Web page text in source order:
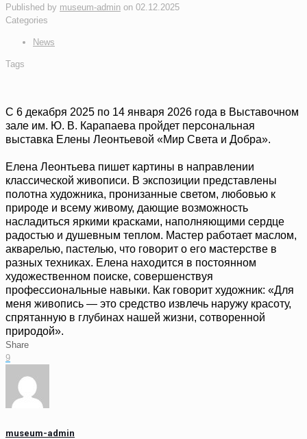
Published by museum-admin on 02.12.2025
Categories
News
Tags
С 6 декабря 2025 по 14 января 2026 года в Выставочном
зале им. Ю. В. Карапаева пройдет персональная
выставка Елены Леонтьевой «Мир Света и Добра».
Елена Леонтьева пишет картины в направлении
классической живописи. В экспозиции представлены
полотна художника, пронизанные светом, любовью к
природе и всему живому, дающие возможность
насладиться яркими красками, наполняющими сердце
радостью и душевным теплом. Мастер работает маслом,
акварелью, пастелью, что говорит о его мастерстве в
разных техниках. Елена находится в постоянном
художественном поиске, совершенствуя
профессиональные навыки. Как говорит художник: «Для
меня живопись — это средство извлечь наружу красоту,
спрятанную в глубинах нашей жизни, сотворенной
природой».
Share
9
museum-admin